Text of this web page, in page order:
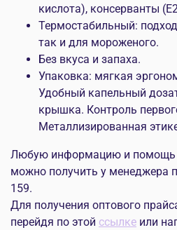
кислота), консерванты
Термостабильный:
так и для мороженого.
Без вкуса и запаха.
Упаковка: мягкая
Удобный капельный
крышка. Контроль
Металлизированная
Любую информацию и помощь
можно получить у менеджера
159.
Для получения оптового
перейдя по этой ссылке или